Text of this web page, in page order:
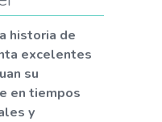
historia de
excelentes
su
en tiempos
y